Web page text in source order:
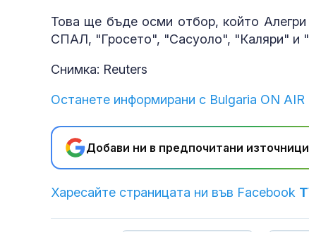
Това ще бъде осми отбор, който
СПАЛ, "Гросето", "Сасуоло", "Каляри" и
Снимка: Reuters
Останете информирани с Bulgaria ON AIR
Добави ни в предпочитани
Харесайте страницата ни във Facebook